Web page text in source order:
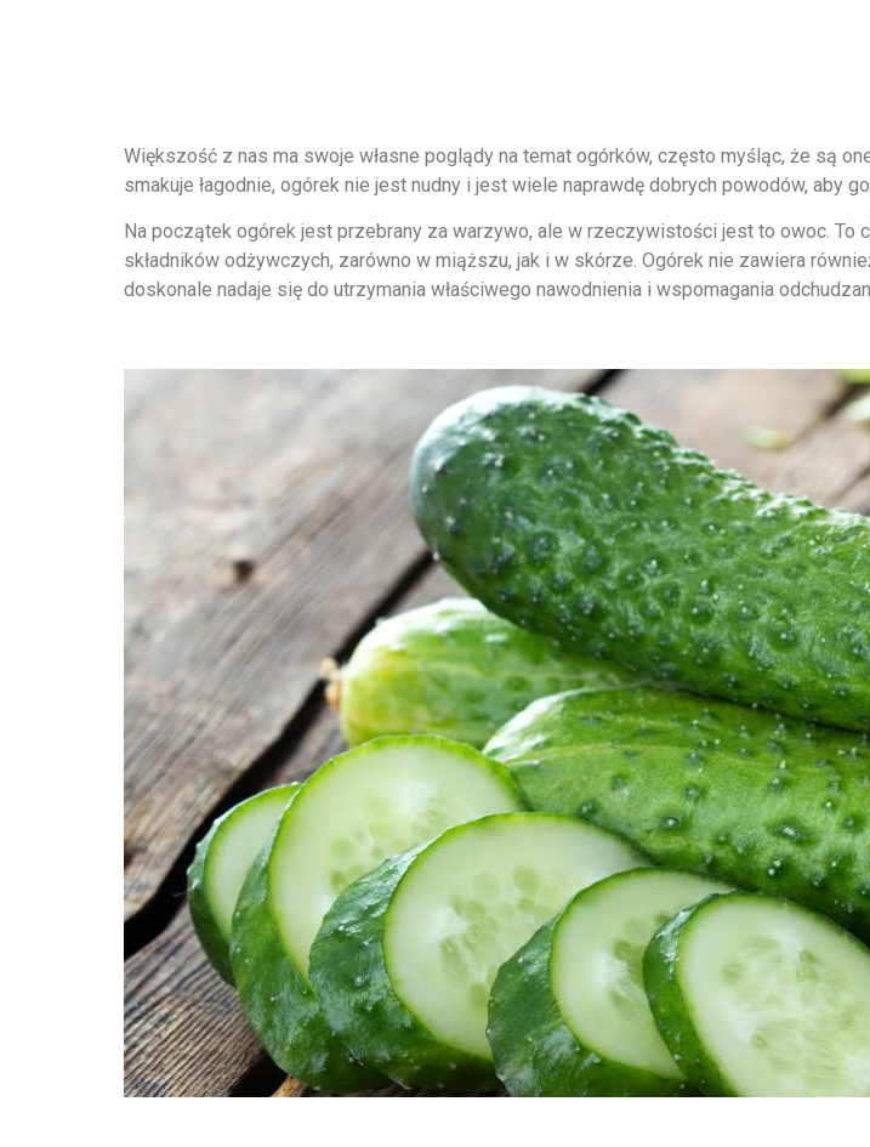
Większość z nas ma swoje własne poglądy na temat ogórków, często myśląc, że są
smakuje łagodnie, ogórek nie jest nudny i jest wiele naprawdę dobrych powodów, aby
Na początek ogórek jest przebrany za warzywo, ale w rzeczywistości jest to owoc. To
składników odżywczych, zarówno w miąższu, jak i w skórze. Ogórek nie zawiera
doskonale nadaje się do utrzymania właściwego nawodnienia i wspomagania